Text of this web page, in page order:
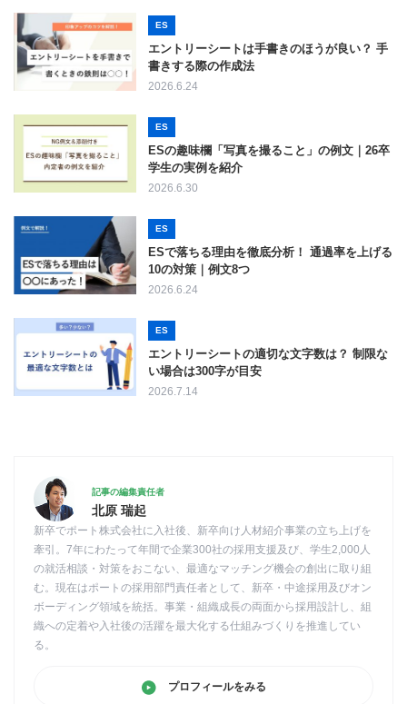
ES
エントリーシートは手書きのほうが良い？ 手
書きする際の作成法
2026.6.24
ES
ESの趣味欄「写真を撮ること」の例文｜26卒
学生の実例を紹介
2026.6.30
ES
ESで落ちる理由を徹底分析！ 通過率を上げる
10の対策｜例文8つ
2026.6.24
ES
エントリーシートの適切な文字数は？ 制限な
い場合は300字が目安
2026.7.14
記事の編集責任者
北原 瑞起
新卒でポート株式会社に入社後、新卒向け人材紹介事業の立ち上げを
牽引。7年にわたって年間で企業300社の採用支援及び、学生2,000人
の就活相談・対策をおこない、最適なマッチング機会の創出に取り組
む。現在はポートの採用部門責任者として、新卒・中途採用及びオン
ボーディング領域を統括。事業・組織成長の両面から採用設計し、組
織への定着や入社後の活躍を最大化する仕組みづくりを推進してい
る。
プロフィールをみる